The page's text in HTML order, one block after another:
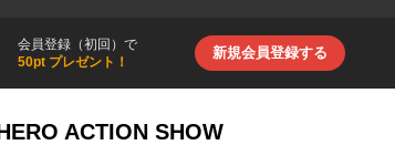
会員登録（初回）で
50pt プレゼント！
新規会員登録する
ACTION SHOW